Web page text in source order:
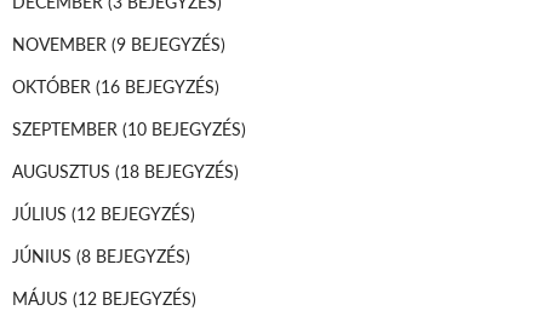
NOVEMBER (9 BEJEGYZÉS)
OKTÓBER (16 BEJEGYZÉS)
SZEPTEMBER (10 BEJEGYZÉS)
AUGUSZTUS (18 BEJEGYZÉS)
JÚLIUS (12 BEJEGYZÉS)
JÚNIUS (8 BEJEGYZÉS)
MÁJUS (12 BEJEGYZÉS)